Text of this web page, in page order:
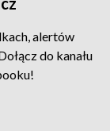
alertów
do kanału